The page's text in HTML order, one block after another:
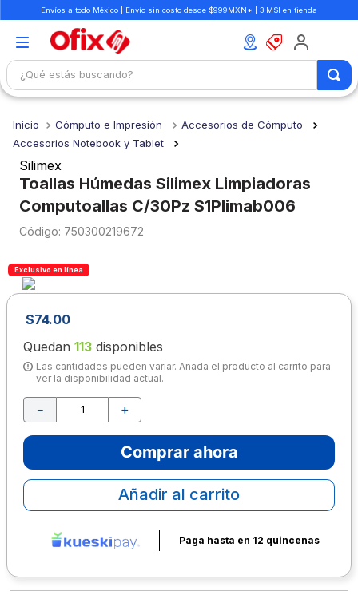
Envíos a todo México | Envío sin costo desde $999MXN* | 3 MSI en tienda
¿Qué estás buscando?
Cómputo e Impresión
Accesorios de Cómputo
Accesorios Notebook y Tablet
Silimex
Toallas Húmedas Silimex Limpiadoras
Computoallas C/30Pz S1Plimab006
: 750300219672
Exclusivo en línea
$74.00
Quedan 113 disponibles
Las cantidades pueden variar. Añada el producto al carrito para
ver la disponibilidad actual.
＋
－
Comprar ahora
Añadir al carrito
Paga hasta en 12 quincenas
1.
mochilas
2.
3 .
cuaderno
4.
cuadernos
colores
6.
boligrafo
7.
escritorio
8.
sacapuntas
9.
lapiz
escolar